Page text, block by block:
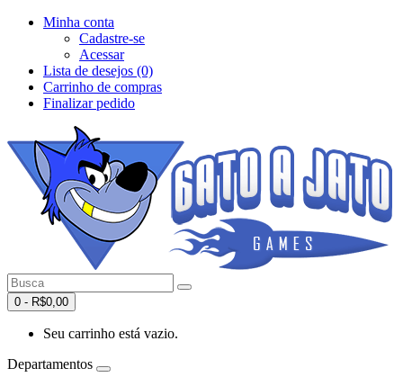
Minha conta
Cadastre-se
Acessar
Lista de desejos (0)
Carrinho de compras
Finalizar pedido
0 - R$0,00
Seu carrinho está vazio.
Departamentos